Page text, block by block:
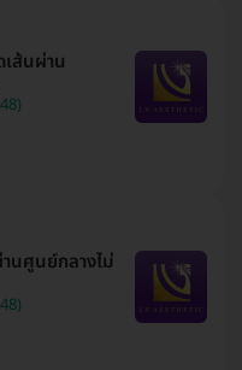
ส้นผ่าน
นศูนย์กลางไม่